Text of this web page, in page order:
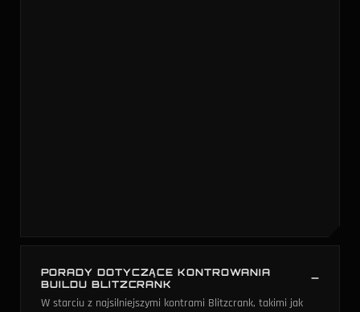
PORADY DOTYCZĄCE KONTROWANIA
BUILDU BLITZCRANK
W starciu z najsilniejszymi kontrami Blitzcrank, takimi jak